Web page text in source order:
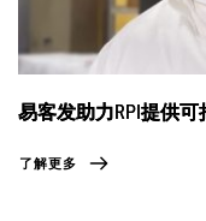
易客发助力RPI提供
了解更多